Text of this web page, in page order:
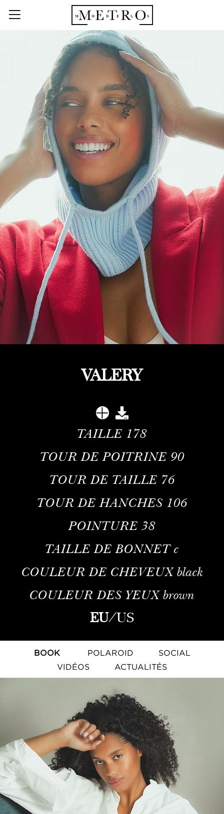
VALERY
TAILLE 178
TOUR DE POITRINE 90
TOUR DE TAILLE 76
TOUR DE HANCHES 106
POINTURE 38
TAILLE DE BONNET c
COULEUR DE CHEVEUXblack
COULEUR DES YEUXbrown
EU/US
BOOK POLAROID
SOCIAL
VIDÉOS
ACTUALITÉS